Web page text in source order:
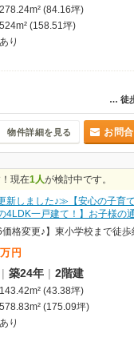
278.24m² (84.16坪)
524m² (158.51坪)
あり
… 徒
物件詳細を見る お問
現在1人が検討中です。
新しました♪≫【安心の子育
4LDK一戸建て！】お子様の
万 円
| 築24年 | 2階建
143.42m² (43.38坪)
578.83m² (175.09坪)
あり